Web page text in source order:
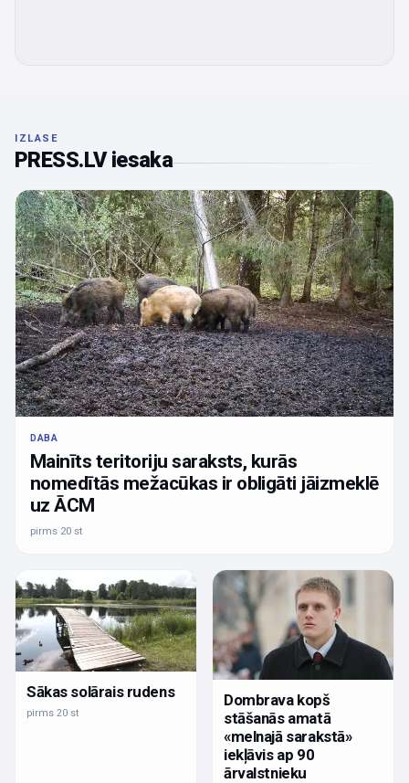
IZLASE
PRESS.LV iesaka
DABA
Mainīts teritoriju saraksts, kurās
nomedītās mežacūkas ir obligāti jāizmeklē
uz ĀCM
pirms 20 st
Sākas solārais rudens
pirms 20 st
Dombrava kopš
stāšanās amatā
«melnajā sarakstā»
iekļāvis ap 90
ārvalstnieku